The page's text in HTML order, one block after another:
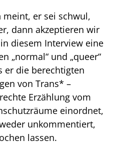
meint, er sei schwul,
dann akzeptieren wir
diesem Interview eine
„normal“ und „queer“
er die berechtigten
von Trans* –
Erzählung vom
einordnet,
unkommentiert,
lassen.